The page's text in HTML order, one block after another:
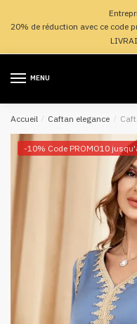
navigation
20% de réduction avec ce code
MENU
Accueil / Caftan elegance /
-10% Code PROMO10